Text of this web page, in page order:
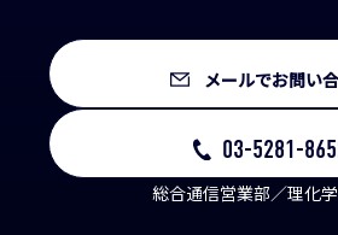
メールでお問い
03-5281-
総合通信営業部／理化